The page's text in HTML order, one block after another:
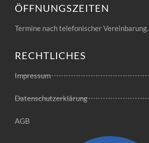
ÖFFNUNGSZEITEN
Termine nach telefonischer Vereinbarung.
RECHTLICHES
Impressum
Datenschutzerklärung
AGB